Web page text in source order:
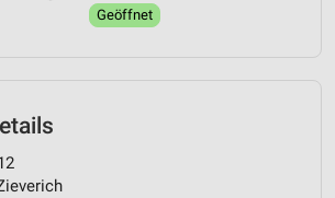
Geöffnet